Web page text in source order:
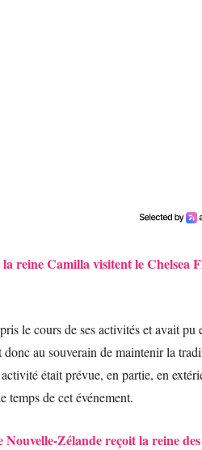
reine Camilla visitent le Chelsea
le cours de ses activités et avait pu
au souverain de maintenir la
était prévue, en partie, en
temps de cet événement.
Zélande reçoit la reine